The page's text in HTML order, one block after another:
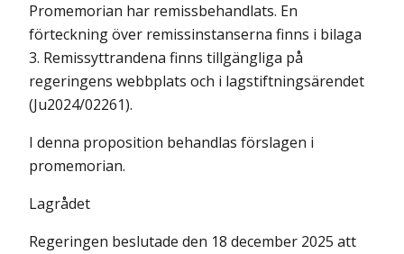
Promemorian har remissbehandlats. En
förteckning över remissinstanserna finns i bilaga
3. Remissyttrandena finns tillgängliga på
regeringens webbplats och i lagstiftningsärendet
(Ju2024/02261).
I denna proposition behandlas förslagen i
promemorian.
Lagrådet
Regeringen beslutade den 18 december 2025 att